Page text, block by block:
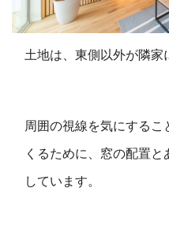
土地は、東側以外が隣家
周囲の視線を気にする
くるために、窓の配置
しています。